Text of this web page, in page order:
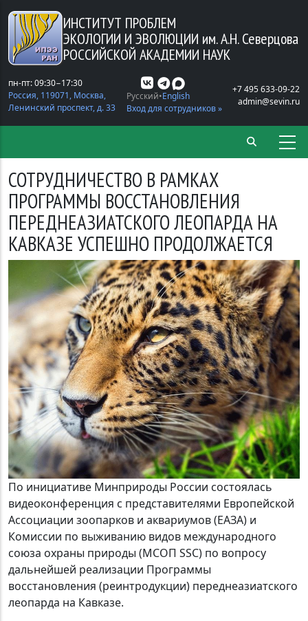
Перейти к основному содержанию
ИНСТИТУТ ПРОБЛЕМ
ЭКОЛОГИИ И ЭВОЛЮЦИИ им. А.Н. Северцова
РОССИЙСКОЙ АКАДЕМИИ НАУК
пн-пт: 09:30−17:30
Россия, 119071, Москва,
Ленинский проспект, д. 33
Русский English
Вход для сотрудников »
+7 495 633-09-22
admin@sevin.ru
СОТРУДНИЧЕСТВО В РАМКАХ
ПРОГРАММЫ ВОССТАНОВЛЕНИЯ
ПЕРЕДНЕАЗИАТСКОГО ЛЕОПАРДА НА
КАВКАЗЕ УСПЕШНО ПРОДОЛЖАЕТСЯ
По инициативе Минприроды России состоялась
видеоконференция с представителями Европейской
Ассоциации зоопарков и аквариумов (ЕАЗА) и
Комиссии по выживанию видов международного
союза охраны природы (МСОП SSC) по вопросу
дальнейшей реализации Программы
восстановления (реинтродукции) переднеазиатского
леопарда на Кавказе.